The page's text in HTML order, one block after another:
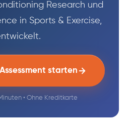
Research und
in Sports & Exercise,
starten
• Ohne Kreditkarte